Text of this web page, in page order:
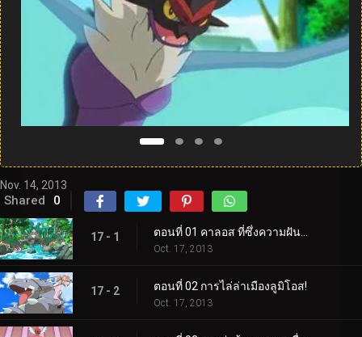
Nov. 14, 2013
Shared 0
17 - 1
Oct. 17, 2013
17 - 2 ตอนที่ 02 การไล่ล่าเมืองลูมิโอส!
Oct. 17, 2013